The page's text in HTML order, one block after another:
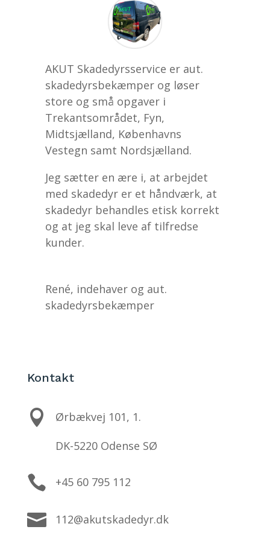
AKUT Skadedyrsservice er aut.
skadedyrsbekæmper og løser
store og små opgaver i
Trekantsområdet, Fyn,
Midtsjælland, Københavns
Vestegn samt Nordsjælland.
Jeg sætter en ære i, at arbejdet
med skadedyr er et håndværk, at
skadedyr behandles etisk korrekt
og at jeg skal leve af tilfredse
kunder.
René, indehaver og aut.
skadedyrsbekæmper
Kontakt

Ørbækvej 101, 1.
DK-5220 Odense SØ
 +45 60 795 112
 112@akutskadedyr.dk